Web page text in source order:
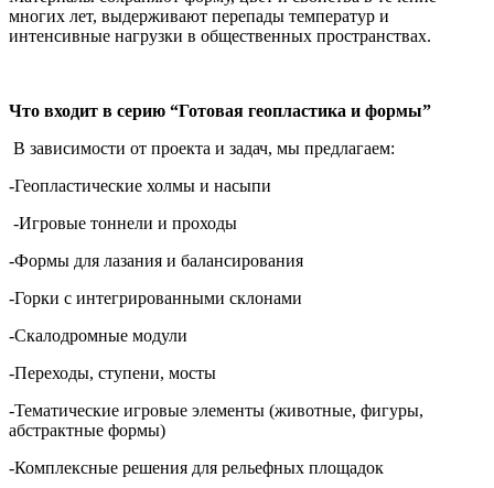
многих лет, выдерживают перепады температур и
интенсивные нагрузки в общественных пространствах.
Что входит в серию “Готовая геопластика и формы”
В зависимости от проекта и задач, мы предлагаем:
-Геопластические холмы и насыпи
-Игровые тоннели и проходы
-Формы для лазания и балансирования
-Горки с интегрированными склонами
-Скалодромные модули
-Переходы, ступени, мосты
-Тематические игровые элементы (животные, фигуры,
абстрактные формы)
-Комплексные решения для рельефных площадок